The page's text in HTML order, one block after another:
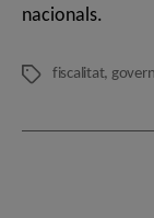
nacionals.
Etiquetesfiscalitat,